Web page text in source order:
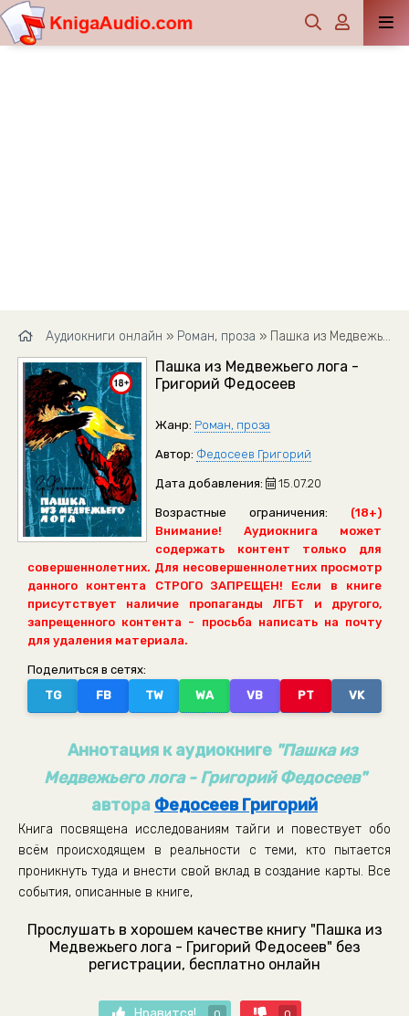
Аудиокниги онлайн » Роман, проза » Пашка из Медвежьего лога - Григорий Федосеев
Пашка из Медвежьего лога -
Григорий Федосеев
Жанр: Роман, проза
Автор: Федосеев Григорий
Дата добавления: 15.07.20
Возрастные ограничения:
(18+)
Внимание! Аудиокнига может
содержать контент только для
совершеннолетних. Для несовершеннолетних просмотр
данного контента СТРОГО ЗАПРЕЩЕН! Если в книге
присутствует наличие пропаганды ЛГБТ и другого,
запрещенного контента - просьба написать на почту
для удаления материала.
Поделиться в сетях:
TG
FB TW WA VB PT VK
Аннотация к аудиокниге "Пашка из
Медвежьего лога - Григорий Федосеев"
автора Федосеев Григорий
Книга посвящена исследованиям тайги и повествует обо
всём происходящем в реальности с теми, кто пытается
проникнуть туда и внести свой вклад в создание карты. Все
события, описанные в книге,
Прослушать в хорошем качестве книгу "Пашка из
Медвежьего лога - Григорий Федосеев" без
регистрации, бесплатно онлайн